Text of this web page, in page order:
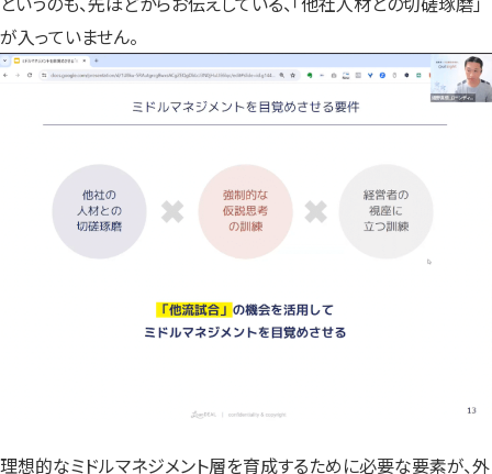
が入っていません。
理想的なミドルマネジメント層を育成するために必要な要素が、外